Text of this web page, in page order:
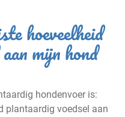
hoeveelheid
mijn hond
hondenvoer is:
plantaardig voedsel aan